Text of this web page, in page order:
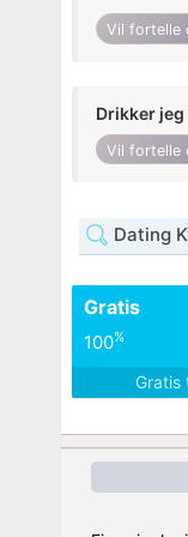
Vil fortelle
Drikker
Vil fortelle
Dating
Gratis
100%